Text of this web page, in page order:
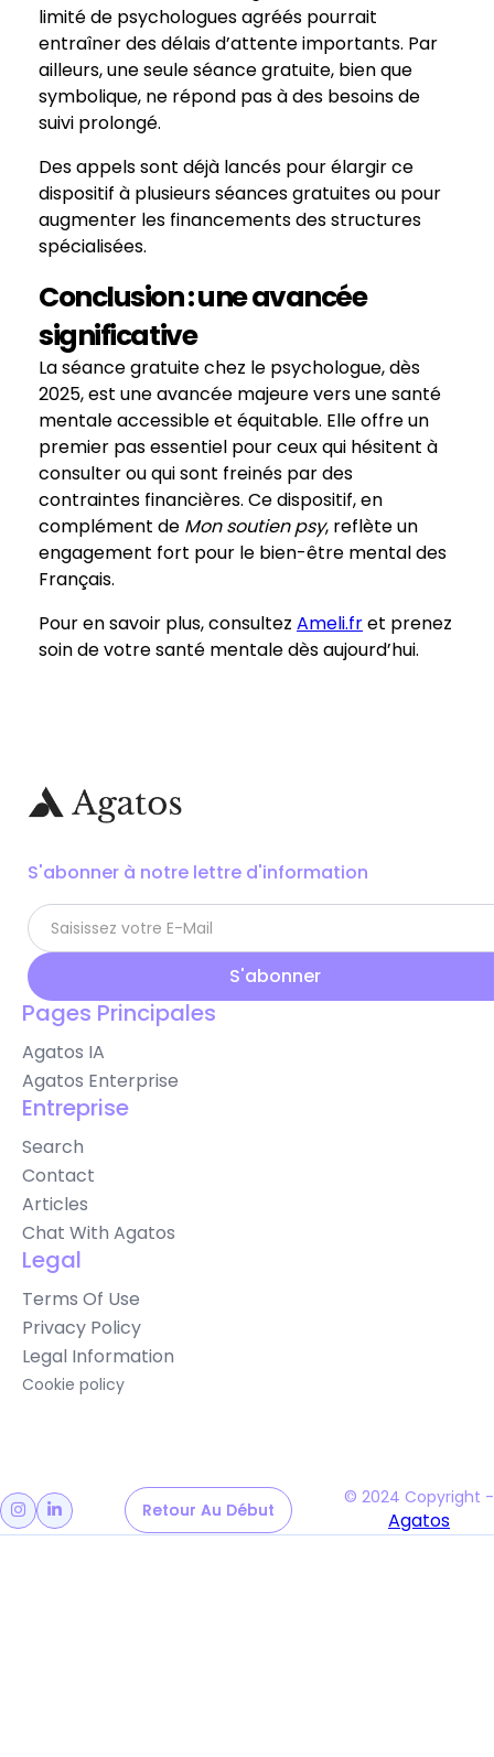
limité de psychologues agréés pourrait
entraîner des délais d’attente importants. Par
ailleurs, une seule séance gratuite, bien que
symbolique, ne répond pas à des besoins de
suivi prolongé.
Des appels sont déjà lancés pour élargir ce
dispositif à plusieurs séances gratuites ou pour
augmenter les financements des structures
spécialisées.
Conclusion : une avancée
significative
La séance gratuite chez le psychologue, dès
2025, est une avancée majeure vers une santé
mentale accessible et équitable. Elle offre un
premier pas essentiel pour ceux qui hésitent à
consulter ou qui sont freinés par des
contraintes financières. Ce dispositif, en
complément de Mon soutien psy, reflète un
engagement fort pour le bien-être mental des
Français.
Pour en savoir plus, consultez Ameli.fret prenez
soin de votre santé mentale dès aujourd’hui.
S'abonner à notre lettre d'information
Pages Principales
Agatos IA
Agatos Enterprise
Entreprise
Search
Contact
Articles
Chat With Agatos
Legal
Terms Of Use
Privacy Policy
Legal Information
Cookie policy
© 2024 Copyright -
Agatos
  Retour Au Début
Retour Au Début